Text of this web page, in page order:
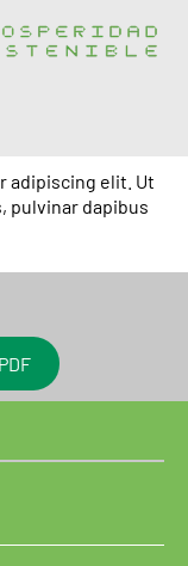
adipiscing elit. Ut
pulvinar dapibus